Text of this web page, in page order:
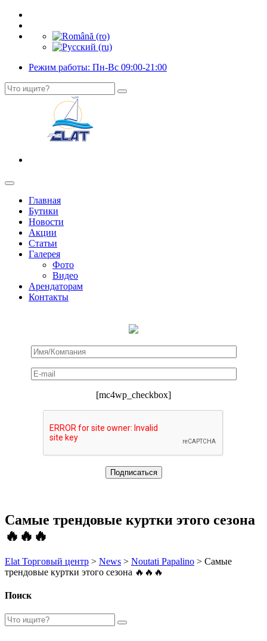
Режим работы: Пн-Вс 09:00-21:00
Главная
Бутики
Новости
Акции
Статьи
Галерея
Фото
Видео
Арендаторам
Контакты
[mc4wp_checkbox]
Самые трендовые куртки этого сезона
🔥🔥🔥
Elat Торговый центр > News > Noutati Papalino > Самые
трендовые куртки этого сезона 🔥🔥🔥
Поиск